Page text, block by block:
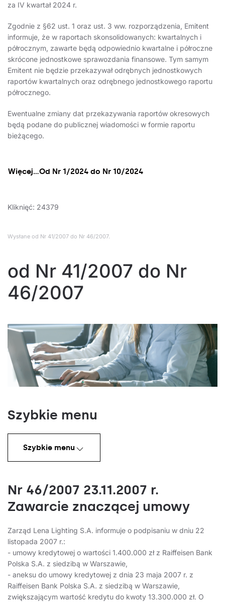
za IV kwartał 2024 r.
Zgodnie z §62 ust. 1 oraz ust. 3 ww. rozporządzenia, Emitent
informuje, że w raportach skonsolidowanych: kwartalnych i
półrocznym, zawarte będą odpowiednio kwartalne i półroczne
skrócone jednostkowe sprawozdania finansowe. Tym samym
Emitent nie będzie przekazywał odrębnych jednostkowych
raportów kwartalnych oraz odrębnego jednostkowego raportu
półrocznego.
Ewentualne zmiany dat przekazywania raportów okresowych
będą podane do publicznej wiadomości w formie raportu
bieżącego.
Więcej…Od Nr 1/2024 do Nr 10/2024
Kliknięć: 24379
Wysłane od Nr 41/2007 do Nr 46/2007.
od Nr 41/2007 do Nr
46/2007
Szybkie menu
Szybkie menu
Nr 46/2007 23.11.2007 r.
Zawarcie znaczącej umowy
Zarząd Lena Lighting S.A. informuje o podpisaniu w dniu 22
listopada 2007 r.:
- umowy kredytowej o wartości 1.400.000 zł z Raiffeisen Bank
Polska S.A. z siedzibą w Warszawie,
- aneksu do umowy kredytowej z dnia 23 maja 2007 r. z
Raiffeisen Bank Polska S.A. z siedzibą w Warszawie,
zwiększającym wartość kredytu do kwoty 13.300.000 zł. O